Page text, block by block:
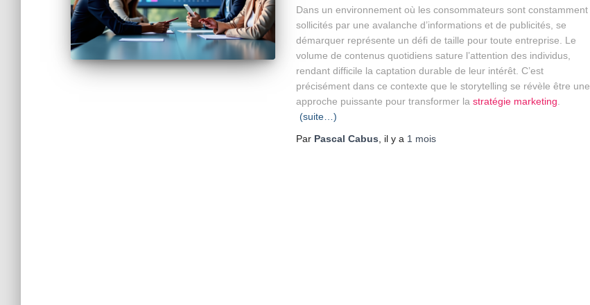
Dans un environnement où les consommateurs sont constamment
sollicités par une avalanche d’informations et de publicités, se
démarquer représente un défi de taille pour toute entreprise. Le
volume de contenus quotidiens sature l’attention des individus,
rendant difficile la captation durable de leur intérêt. C’est
précisément dans ce contexte que le storytelling se révèle être une
approche puissante pour transformer la stratégie marketing
(suite…)
Par Pascal Cabus , il y a 1 mois